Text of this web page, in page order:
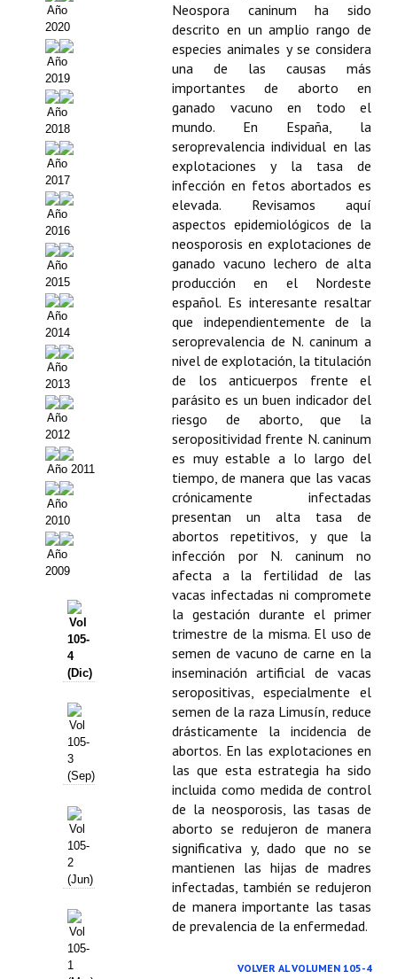
Leer revista ITEA
Directrices para autores/as
Políticas Editoriales
Propuesta Volumen Especial
Sello Calidad FECYT
Premio Prensa Agraria
Buscador de Artículos
JORNADAS AIDA
Presentación Jornadas
Comunicaciones
Jornadas PAM 2026
Premio Jóvenes Investigadores
Buscador de Comunicaciones
Buscador de Comunicaciones
CONTACTO
Año
2020
Año
2019
Año
2018
Año
2017
Año
2016
Año
2015
Año
2014
Año
2013
Año
2012
Año 2011
Año
2010
Año
2009
Vol
105-
4
(Dic)
Vol
105-
3
(Sep)
Vol
105-
2
(Jun)
Vol
105-
1
Neospora caninum ha sido
descrito en un amplio rango de
especies animales y se considera
una de las causas más
importantes de aborto en
ganado vacuno en todo el
mundo. En España, la
seroprevalencia individual en las
explotaciones y la tasa de
infección en fetos abortados es
elevada. Revisamos aquí
aspectos epidemiológicos de la
neosporosis en explotaciones de
ganado vacuno lechero de alta
producción en el Nordeste
español. Es interesante resaltar
que independientemente de la
seroprevalencia de N. caninum a
nivel de explotación, la titulación
de los anticuerpos frente el
parásito es un buen indicador del
riesgo de aborto, que la
seropositividad frente N. caninum
es muy estable a lo largo del
tiempo, de manera que las vacas
crónicamente infectadas
presentan un alta tasa de
abortos repetitivos, y que la
infección por N. caninum no
afecta a la fertilidad de las
vacas infectadas ni compromete
la gestación durante el primer
trimestre de la misma. El uso de
semen de vacuno de carne en la
inseminación artificial de vacas
seropositivas, especialmente el
semen de la raza Limusín, reduce
drásticamente la incidencia de
abortos. En las explotaciones en
las que esta estrategia ha sido
incluida como medida de control
de la neosporosis, las tasas de
aborto se redujeron de manera
significativa y, dado que no se
mantienen las hijas de madres
infectadas, también se redujeron
de manera importante las tasas
de prevalencia de la enfermedad.
VOLVER AL VOLUMEN 105-4